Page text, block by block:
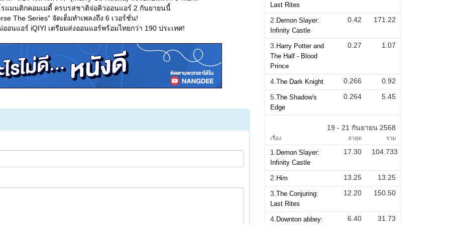
Last Rites
2. Demon Slayer:
Infinity Castle
0.42 171.22
3. Harry Potter and
The Half - Blood
Prince
0.27 1.07
4. The Dark Knight 0.266
0.92
5. The Shadow's
Edge
0.264 5.45
19 - 21 กันยายน 2568
เรื่อง ล่าสุด รวม
1. Demon Slayer:
Infinity Castle
17.30 104.733
2. Him 13.25
13.25
3. The Conjuring:
Last Rites
12.20 150.50
4. Downton abbey: 6.40 31.73